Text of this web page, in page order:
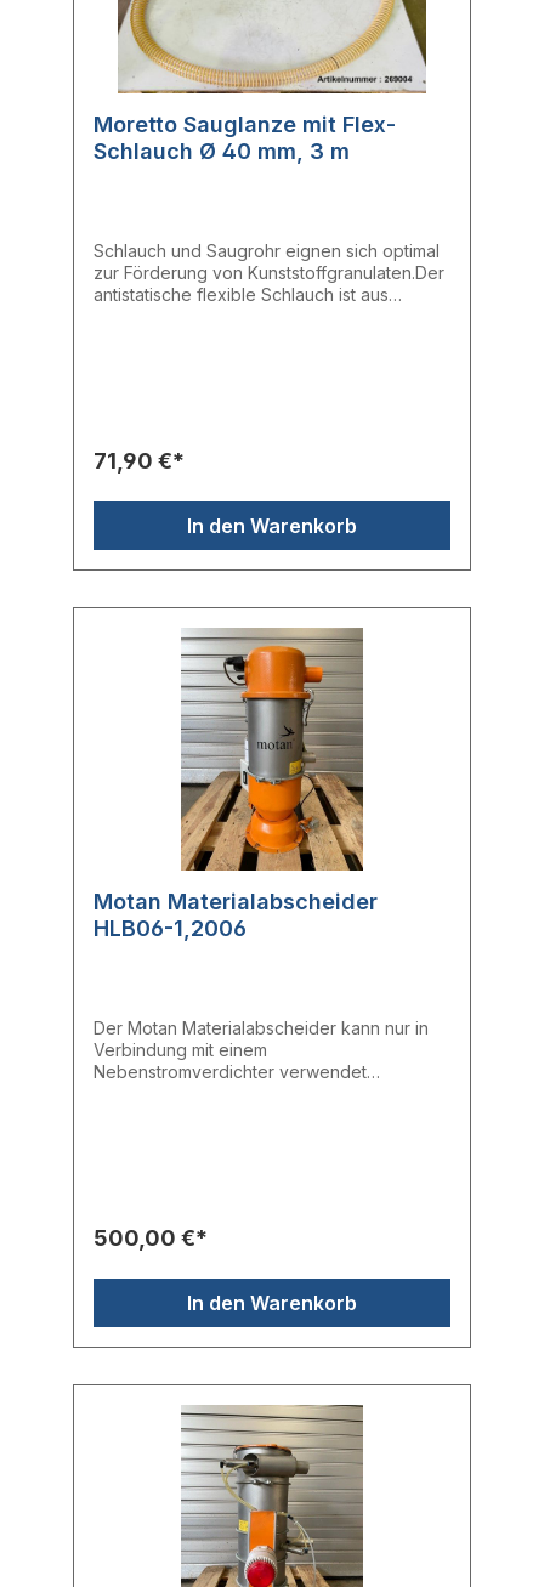
Moretto Sauglanze mit Flex-
Schlauch Ø 40 mm, 3 m
Schlauch und Saugrohr eignen sich optimal
zur Förderung von Kunststoffgranulaten.Der
antistatische flexible Schlauch ist aus
71,90 €*
In den Warenkorb
Motan Materialabscheider
HLB06-1,2006
Der Motan Materialabscheider kann nur in
Verbindung mit einem
Nebenstromverdichter verwendet
500,00 €*
In den Warenkorb